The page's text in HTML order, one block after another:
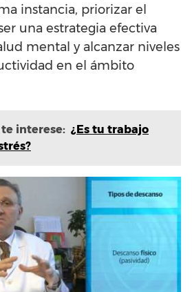
instancia, priorizar el
una estrategia efectiva
mental y alcanzar niveles
en el ámbito
interese: ¿Es tu trabajo